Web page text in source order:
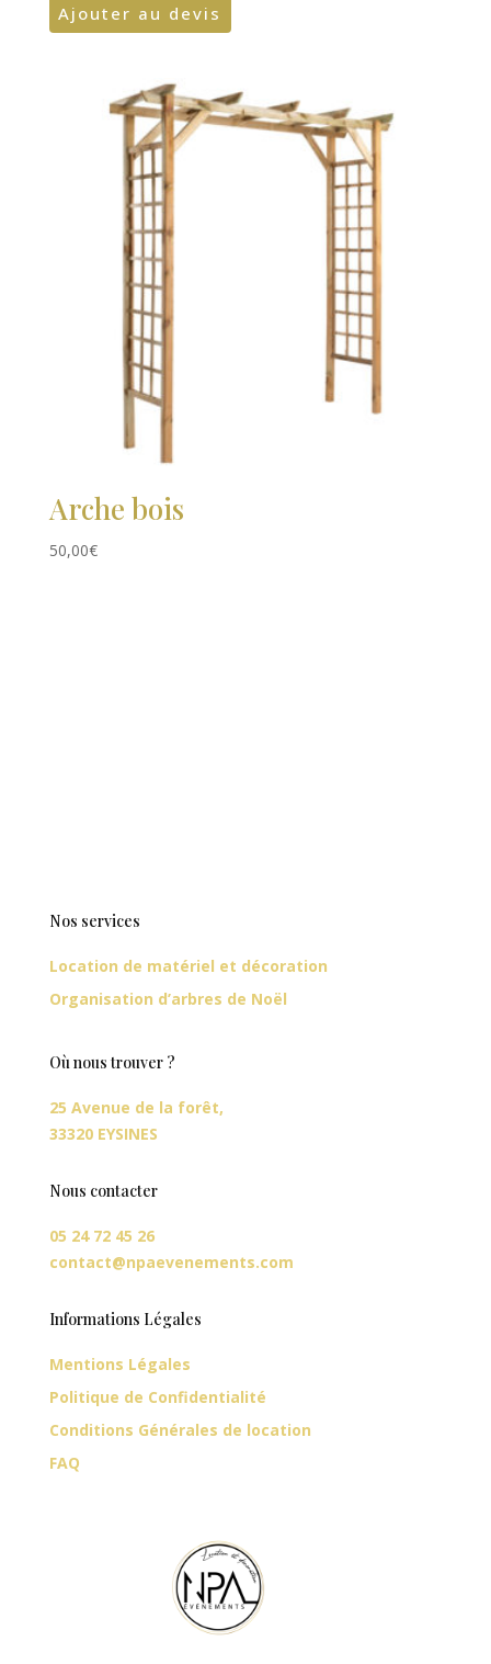
Ajouter au devis
Arche bois
50,00€
Nos services
Location de matériel et décoration
Organisation d’arbres de Noël
Où nous trouver ?
25 Avenue de la forêt,
33320 EYSINES
Nous contacter
05 24 72 45 26
contact@npaevenements.com
Informations Légales
Mentions Légales
Politique de Confidentialité
Conditions Générales de location
FAQ